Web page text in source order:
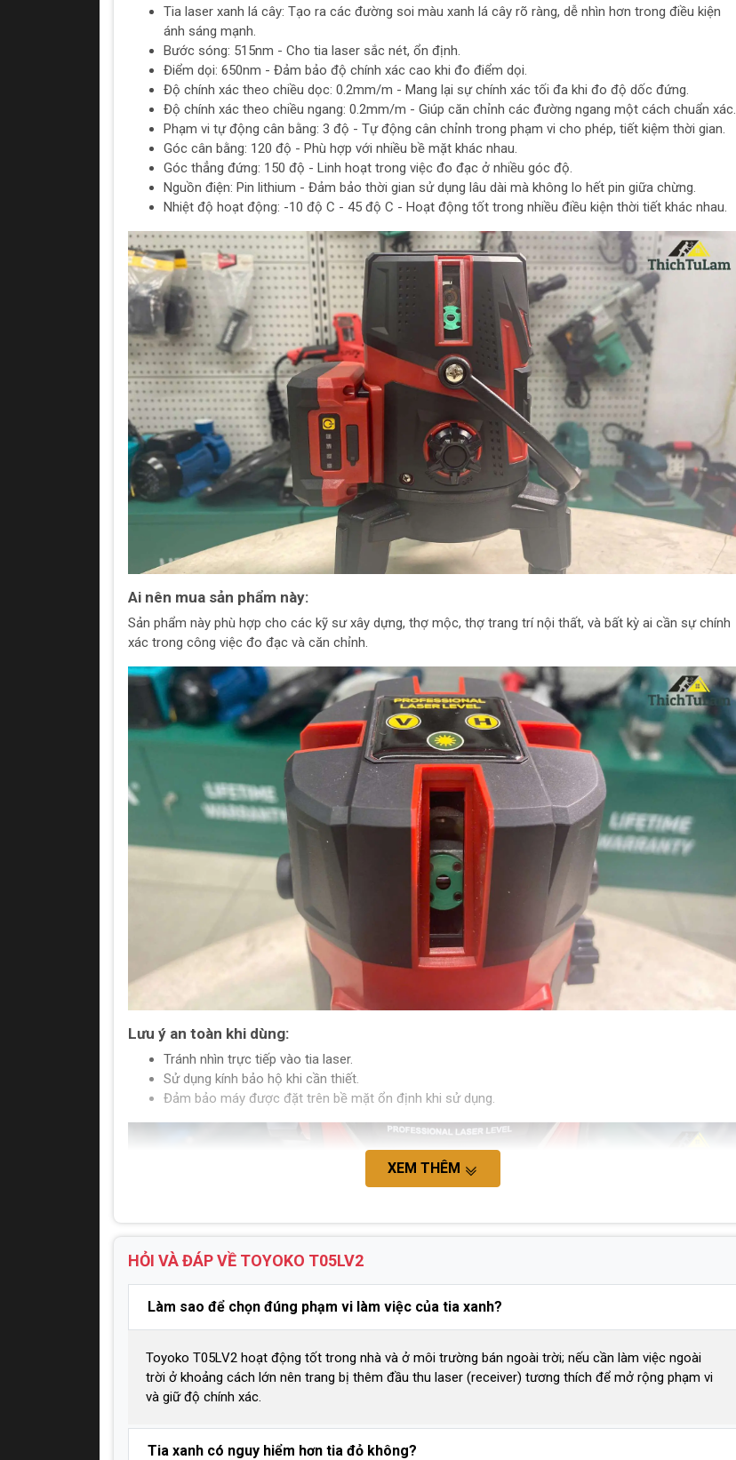
Tia laser xanh lá cây: Tạo ra các đường soi màu xanh lá cây rõ ràng, dễ nhìn hơn trong điều kiện
ánh sáng mạnh.
Bước sóng: 515nm - Cho tia laser sắc nét, ổn định.
Điểm dọi: 650nm - Đảm bảo độ chính xác cao khi đo điểm dọi.
Độ chính xác theo chiều dọc: 0.2mm/m - Mang lại sự chính xác tối đa khi đo độ dốc đứng.
Độ chính xác theo chiều ngang: 0.2mm/m - Giúp căn chỉnh các đường ngang một cách chuẩn xác.
Phạm vi tự động cân bằng: 3 độ - Tự động cân chỉnh trong phạm vi cho phép, tiết kiệm thời gian.
Góc cân bằng: 120 độ - Phù hợp với nhiều bề mặt khác nhau.
Góc thẳng đứng: 150 độ - Linh hoạt trong việc đo đạc ở nhiều góc độ.
Nguồn điện: Pin lithium - Đảm bảo thời gian sử dụng lâu dài mà không lo hết pin giữa chừng.
Nhiệt độ hoạt động: -10 độ C - 45 độ C - Hoạt động tốt trong nhiều điều kiện thời tiết khác nhau.
Ai nên mua sản phẩm này:
Sản phẩm này phù hợp cho các kỹ sư xây dựng, thợ mộc, thợ trang trí nội thất, và bất kỳ ai cần sự chính
xác trong công việc đo đạc và căn chỉnh.
Lưu ý an toàn khi dùng:
Tránh nhìn trực tiếp vào tia laser.
Sử dụng kính bảo hộ khi cần thiết.
Đảm bảo máy được đặt trên bề mặt ổn định khi sử dụng.
XEM THÊM
HỎI VÀ ĐÁP VỀ TOYOKO T05LV2
Làm sao để chọn đúng phạm vi làm việc của tia xanh?
Toyoko T05LV2 hoạt động tốt trong nhà và ở môi trường bán ngoài trời; nếu cần làm việc ngoài
trời ở khoảng cách lớn nên trang bị thêm đầu thu laser (receiver) tương thích để mở rộng phạm vi
và giữ độ chính xác.
Tia xanh có nguy hiểm hơn tia đỏ không?